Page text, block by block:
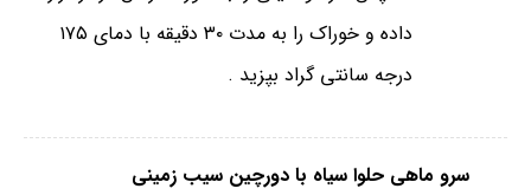
داده و خوراک را به مدت ۳۰ دقیقه با دمای ۱۷۵
درجه سانتی گراد بپزید .
سرو ماهی حلوا سیاه با دورچین سیب زمینی